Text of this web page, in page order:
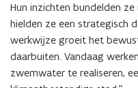
Hun inzichten bundelden
hielden ze een strategisch
werkwijze groeit het
daarbuiten. Vandaag
zwemwater te realiseren,